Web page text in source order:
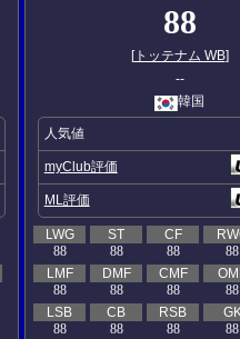
88
[トッテナム WB]
--
韓国
人気値
myClub評価
ML評価
LWG
88
ST
88
CF
88
88
LMF
88
DMF
88
CMF
88
88
LSB
88
CB
88
RSB
88
88